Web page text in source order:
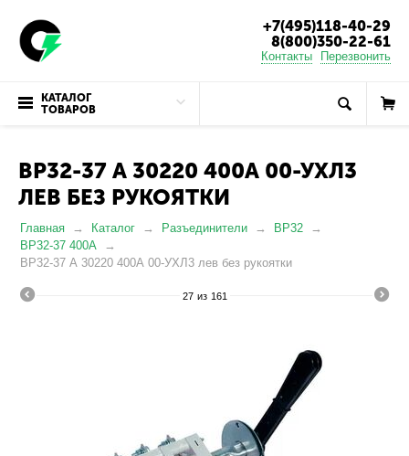
+7(495)118-40-29
8(800)350-22-61
Контакты Перезвонить
КАТАЛОГ
ТОВАРОВ
ВР32-37 А 30220 400А 00-УХЛ3
ЛЕВ БЕЗ РУКОЯТКИ
Главная Каталог Разъединители
ВР32
ВР32-37 400А
ВР32-37 А 30220 400А 00-УХЛ3 лев без рукоятки
27 из 161